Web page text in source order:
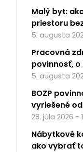
Malý byt:
priestoru
5. augusta
Pracovná
povinnosť,
5. augusta
BOZP
vyriešené
28. júla 2026 -
Nábytkové
ako vybrať